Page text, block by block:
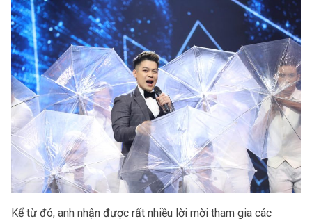
Kể từ đó, anh nhận được rất nhiều lời mời tham gia các